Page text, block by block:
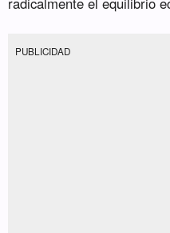
PUBLICIDAD